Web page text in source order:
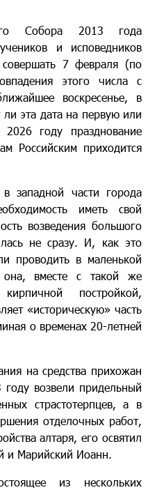
Собора 2013 года
и исповедников
совершать 7 февраля (по
этого числа с
воскресенье, в
ли эта дата на первую или
году празднование
Российским приходится
западной части города
иметь свой
возведения большого
не сразу. И, как это
проводить в маленькой
она, вместе с такой же
постройкой,
«историческую» часть
о временах 20-летней
на средства прихожан
возвели придельный
страстотерпцев, а в
отделочных работ,
алтаря, его освятил
и Марийский Иоанн.
из нескольких